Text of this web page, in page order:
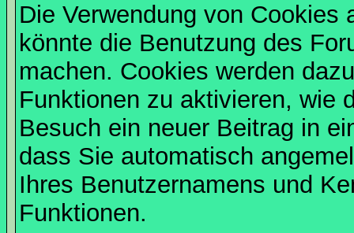
Die Verwendung von
könnte die Benutzung des
machen. Cookies werden
Funktionen zu aktivieren, wie
Besuch ein neuer Beitrag in
dass Sie automatisch
Ihres Benutzernamens und
Funktionen.